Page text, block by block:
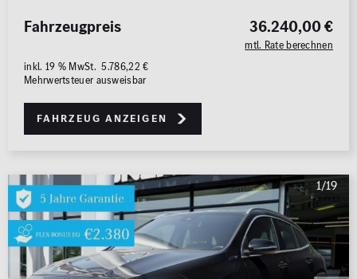
Reichweite (elektrisch)
1.000 km
0 € 500.000 €
MwSt. ausweisbar
36.240,00 €
mtl. Rate berechnen
Fahrzeugpreis
inkl. 19 % MwSt. 5.786,22 €
Mehrwertsteuer ausweisbar
Fahrzeug anzeigen
1/19